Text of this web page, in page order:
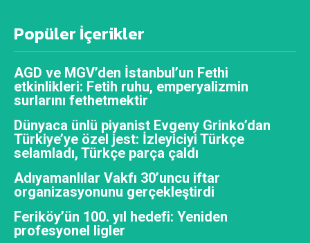
Popüler İçerikler
AGD ve MGV’den İstanbul’un Fethi
etkinlikleri: Fetih ruhu, emperyalizmin
surlarını fethetmektir
Dünyaca ünlü piyanist Evgeny Grinko’dan
Türkiye’ye özel jest: İzleyiciyi Türkçe
selamladı, Türkçe parça çaldı
Adıyamanlılar Vakfı 30’uncu iftar
organizasyonunu gerçekleştirdi
Feriköy’ün 100. yıl hedefi: Yeniden
profesyonel ligler